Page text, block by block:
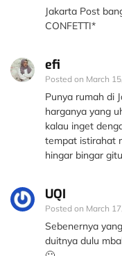
Jakarta Post
CONFETTI*
efi
Posted on March
Punya rumah di
harganya yang
kalau inget
tempat istirahat
hingar bingar
UQI
Posted on March
Sebenernya
duitnya dulu